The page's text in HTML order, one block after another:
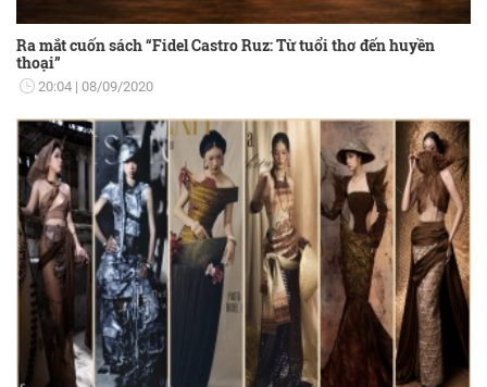
Ra mắt cuốn sách “Fidel Castro Ruz: Từ tuổi thơ đến huyền
thoại”
20:04 08/09/2020